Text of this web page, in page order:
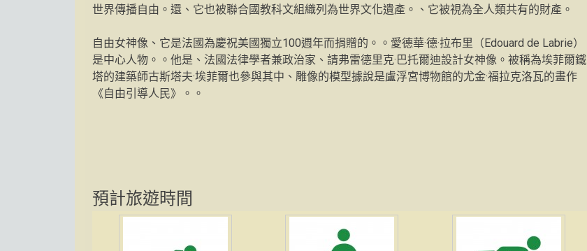
世界傳播自由。還、它也被聯合國教科文組織列為世界文化遺產。、它被視為全人類共有的財產。
自由女神像、它是法國為慶祝美國獨立100週年而捐贈的。。愛德華·德·拉布里（Edouard de Labrie）
是中心人物。。他是、法國法律學者兼政治家、請弗雷德里克·巴托爾迪設計女神像。被稱為埃菲爾鐵
塔的建築師古斯塔夫·埃菲爾也參與其中、雕像的模型據說是盧浮宮博物館的尤金·福拉克洛瓦的畫作
《自由引導人民》。。
預計旅遊時間